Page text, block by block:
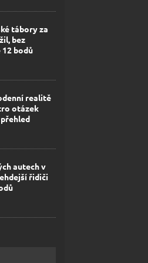
tábory za
bez
12 bodů
realitě
otázek
autech v
řidiči